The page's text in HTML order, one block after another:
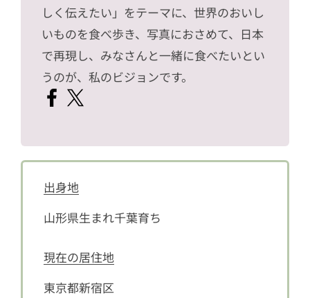
しく伝えたい」をテーマに、世界のおいし
いものを食べ歩き、写真におさめて、日本
で再現し、みなさんと一緒に食べたいとい
うのが、私のビジョンです。
出身地
山形県生まれ千葉育ち
現在の居住地
東京都新宿区